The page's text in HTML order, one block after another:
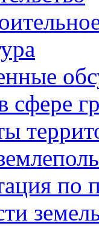
сфере
по